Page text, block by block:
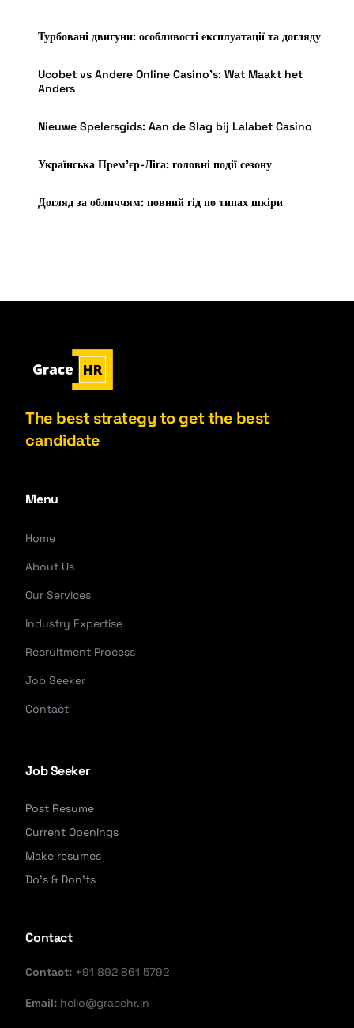
Турбовані двигуни: особливості експлуатації та догляду
Ucobet vs Andere Online Casino’s: Wat Maakt het
Anders
Nieuwe Spelersgids: Aan de Slag bij Lalabet Casino
Українська Прем’єр-Ліга: головні події сезону
Догляд за обличчям: повний гід по типах шкіри
The best strategy to get the best
candidate
Menu
Home
About Us
Our Services
Industry Expertise
Recruitment Process
Job Seeker
Contact
Job Seeker
Post Resume
Current Openings
Make resumes
Do's & Don'ts
Contact
Contact: +91 892 861 5792
Email: hello@gracehr.in